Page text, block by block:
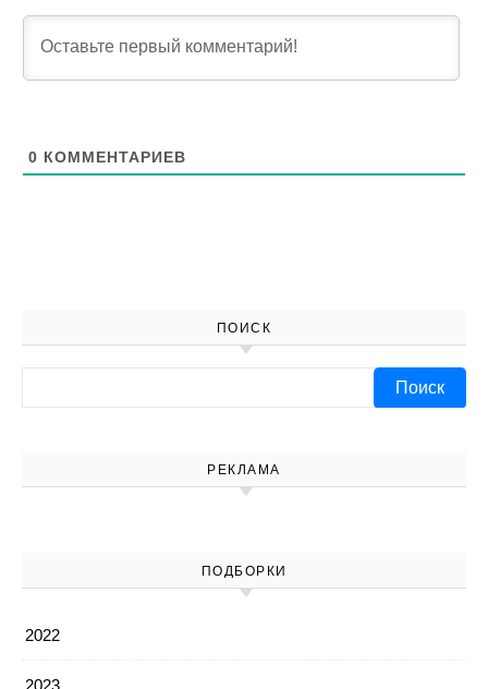
0 КОММЕНТАРИЕВ
ПОИСК
РЕКЛАМА
ПОДБОРКИ
2022
2023